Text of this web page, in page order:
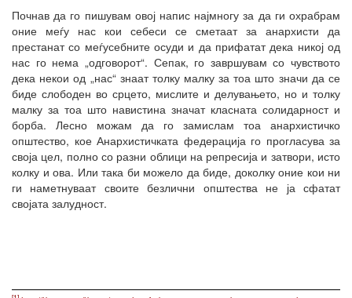
Почнав да го пишувам овој напис најмногу за да ги охрабрам
оние меѓу нас кои себеси се сметаат за анархисти да
престанат со меѓусебните осуди и да прифатат дека никој од
нас го нема „одговорот“. Сепак, го завршувам со чувството
дека некои од „нас“ знаат толку малку за тоа што значи да се
биде слободен во срцето, мислите и делувањето, но и толку
малку за тоа што навистина значат класната солидарност и
борба. Лесно можам да го замислам тоа анархистичко
општество, кое Анархистичката федерација го прогласува за
своја цел, полно со разни облици на репресија и затвори, исто
колку и ова. Или така би можело да биде, доколку оние кои ни
ги наметнуваат своите безлични општества не ја сфатат
својата залудност.